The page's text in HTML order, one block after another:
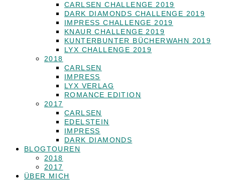
CARLSEN CHALLENGE 2019
DARK DIAMONDS CHALLENGE 2019
IMPRESS CHALLENGE 2019
KNAUR CHALLENGE 2019
KUNTERBUNTER BÜCHERWAHN 2019
LYX CHALLENGE 2019
2018
CARLSEN
IMPRESS
LYX VERLAG
ROMANCE EDITION
2017
CARLSEN
EDELSTEIN
IMPRESS
DARK DIAMONDS
BLOGTOUREN
2018
2017
ÜBER MICH